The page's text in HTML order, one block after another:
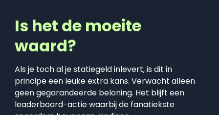
Is het de moeite
waard?
Als je toch al je statiegeld inlevert, is dit in
principe een leuke extra kans. Verwacht alleen
geen gegarandeerde beloning. Het blijft een
leaderboard-actie waarbij de fanatiekste